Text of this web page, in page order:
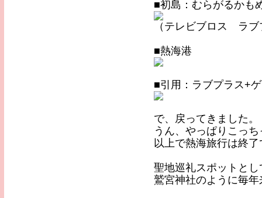
■初島：むらがるかも
（テレビブロス ラ
■熱海港
■引用：ラブプラス+
で、戻ってきました。
うん、やっぱりこっ
以上で熱海旅行は終
聖地巡礼スポットと
鷲宮神社のように毎